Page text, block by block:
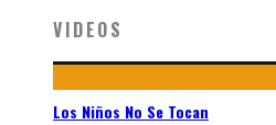
VIDEOS
Los Niños No Se Tocan